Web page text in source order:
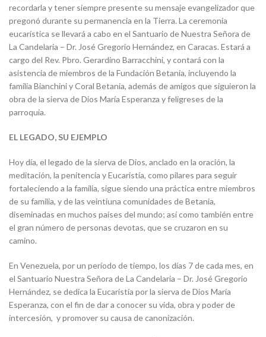
recordarla y tener siempre presente su mensaje evangelizador que
pregonó durante su permanencia en la Tierra. La ceremonia
eucarística se llevará a cabo en el Santuario de Nuestra Señora de
La Candelaria – Dr. José Gregorio Hernández, en Caracas. Estará a
cargo del Rev. Pbro. Gerardino Barracchini, y contará con la
asistencia de miembros de la Fundación Betania, incluyendo la
familia Bianchini y Coral Betania, además de amigos que siguieron la
obra de la sierva de Dios María Esperanza y feligreses de la
parroquia.
EL LEGADO, SU EJEMPLO
Hoy día, el legado de la sierva de Dios, anclado en la oración, la
meditación, la penitencia y Eucaristía, como pilares para seguir
fortaleciendo a la familia, sigue siendo una práctica entre miembros
de su familia, y de las veintiuna comunidades de Betania,
diseminadas en muchos países del mundo; así como también entre
el gran número de personas devotas, que se cruzaron en su
camino.
En Venezuela, por un período de tiempo, los días 7 de cada mes, en
el Santuario Nuestra Señora de La Candelaria – Dr. José Gregorio
Hernández, se dedica la Eucaristía por la sierva de Dios María
Esperanza, con el fin de dar a conocer su vida, obra y poder de
intercesión, y promover su causa de canonización.